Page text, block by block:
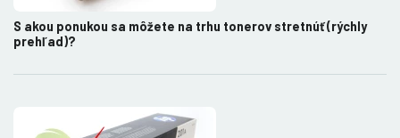
S akou ponukou sa môžete na trhu tonerov stretnúť (rýchly
prehľad)?